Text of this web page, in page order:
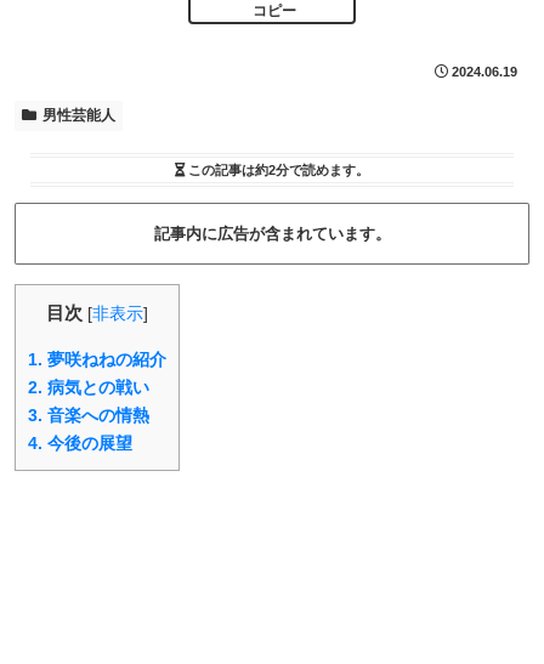
コピー
2024.06.19
男性芸能人
この記事は約2分で読めます。
記事内に広告が含まれています。
目次 [非表示]
1. 夢咲ねねの紹介
2. 病気との戦い
3. 音楽への情熱
4. 今後の展望